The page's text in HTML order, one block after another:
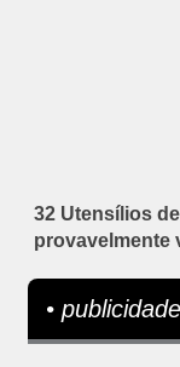
32 Utensílios
provavelmente
•